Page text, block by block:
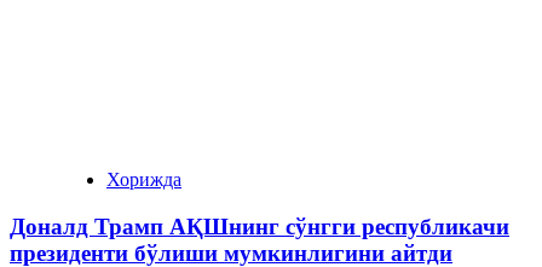
Хорижда
Доналд Трамп АҚШнинг сўнгги республикачи
президенти бўлиши мумкинлигини айтди